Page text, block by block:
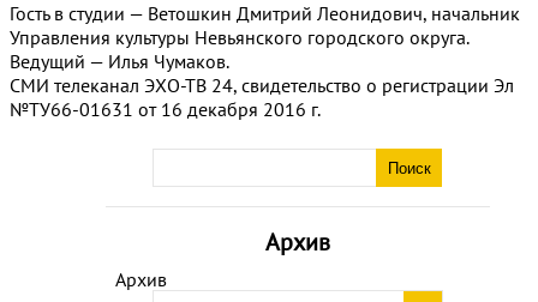
Архив
Архив
Гость в студии — Ветошкин Дмитрий Леонидович, начальник
Управления культуры Невьянского городского округа.
Ведущий — Илья Чумаков.
СМИ телеканал ЭХО-ТВ 24, свидетельство о регистрации Эл
№ТУ66-01631 от 16 декабря 2016 г.